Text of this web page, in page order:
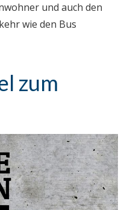
und auch den
wie den Bus
zum